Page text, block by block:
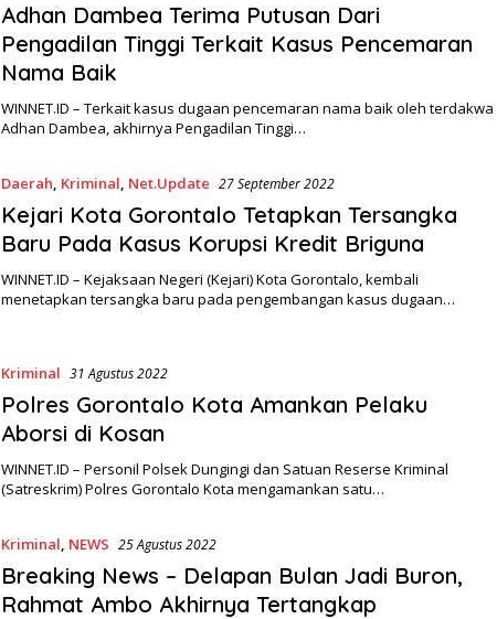
Adhan Dambea Terima Putusan Dari
Pengadilan Tinggi Terkait Kasus Pencemaran
Nama Baik
WINNET.ID – Terkait kasus dugaan pencemaran nama baik oleh terdakwa
Adhan Dambea, akhirnya Pengadilan Tinggi…
Daerah, Kriminal, Net.Update 27 September 2022
Kejari Kota Gorontalo Tetapkan Tersangka
Baru Pada Kasus Korupsi Kredit Briguna
WINNET.ID – Kejaksaan Negeri (Kejari) Kota Gorontalo, kembali
menetapkan tersangka baru pada pengembangan kasus dugaan…
Kriminal 31 Agustus 2022
Polres Gorontalo Kota Amankan Pelaku
Aborsi di Kosan
WINNET.ID – Personil Polsek Dungingi dan Satuan Reserse Kriminal
(Satreskrim) Polres Gorontalo Kota mengamankan satu…
Kriminal, NEWS 25 Agustus 2022
Breaking News – Delapan Bulan Jadi Buron,
Rahmat Ambo Akhirnya Tertangkap